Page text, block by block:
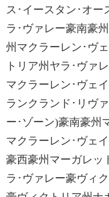
ス･イースタン･オー
ラ･ヴァレー豪南豪
州マクラーレン･ヴ
トリア州ヤラ･ヴァ
マクラーレン･ヴェ
ランクランド･リヴ
ー･ゾーン)豪南豪州
マクラーレン･ヴェ
豪西豪州マーガレッ
ラ･ヴァレー豪ヴィ